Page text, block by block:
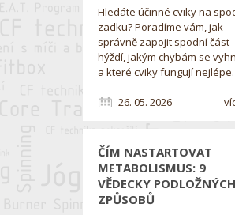
Hledáte účinné cviky na
zadku? Poradíme vám, jak
správně zapojit spodní část
hýždí, jakým chybám se
a které cviky fungují nejlépe.
26. 05. 2026
ČÍM NASTARTOVAT
METABOLISMUS: 9
VĚDECKY PODLOŽNÝCH
ZPŮSOBŮ